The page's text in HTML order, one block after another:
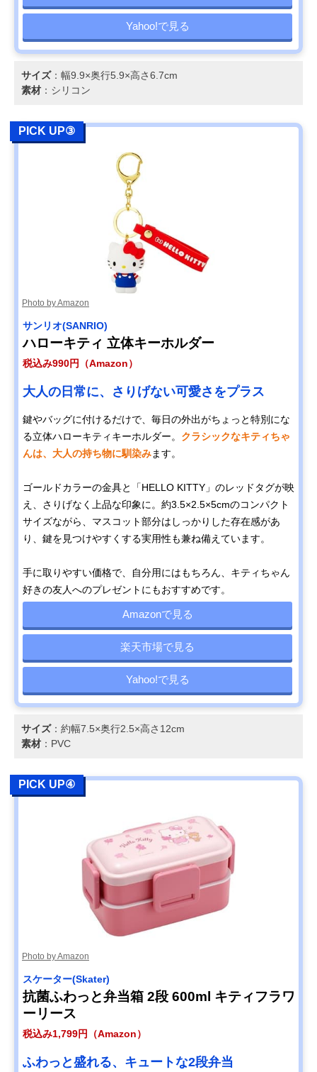
Yahoo!で見る
サイズ：幅9.9×奥行5.9×高さ6.7cm
素材 ：シリコン
PICK UP③
Photo by Amazon
サンリオ(SANRIO)
ハローキティ 立体キーホルダー
税込み990円（Amazon）
大人の日常に、さりげない可愛さをプラス
鍵やバッグに付けるだけで、毎日の外出がちょっと特別にな
る立体ハローキティキーホルダー。 クラシックなキティちゃ
んは、大人の持ち物に馴染みます。
ゴールドカラーの金具と「HELLO KITTY」のレッドタグが映
え、さりげなく上品な印象に。約3.5×2.5×5cmのコンパクト
サイズながら、マスコット部分はしっかりした存在感があ
り、鍵を見つけやすくする実用性も兼ね備えています。
手に取りやすい価格で、自分用にはもちろん、キティちゃん
好きの友人へのプレゼントにもおすすめです。
Amazonで見る
楽天市場で見る
Yahoo!で見る
サイズ：約幅7.5×奥行2.5×高さ12cm
素材 ：PVC
PICK UP④
Photo by Amazon
スケーター(Skater)
抗菌ふわっと弁当箱 2段 600ml キティフラワ
ーリース
税込み1,799円（Amazon）
ふわっと盛れる、キュートな2段弁当